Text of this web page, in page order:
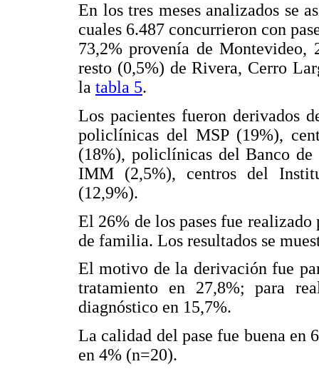
En los tres meses analizados se
cuales 6.487 concurrieron con
73,2% provenía de Montevideo,
resto (0,5%) de Rivera, Cerro
la tabla 5.
Los pacientes fueron derivados
policlínicas del MSP (19%),
(18%), policlínicas del Banco
IMM (2,5%), centros del
(12,9%).
El 26% de los pases fue
de familia. Los resultados se
El motivo de la derivación fue
tratamiento en 27,8%; para
diagnóstico en 15,7%.
La calidad del pase fue buena en
en 4% (n=20).